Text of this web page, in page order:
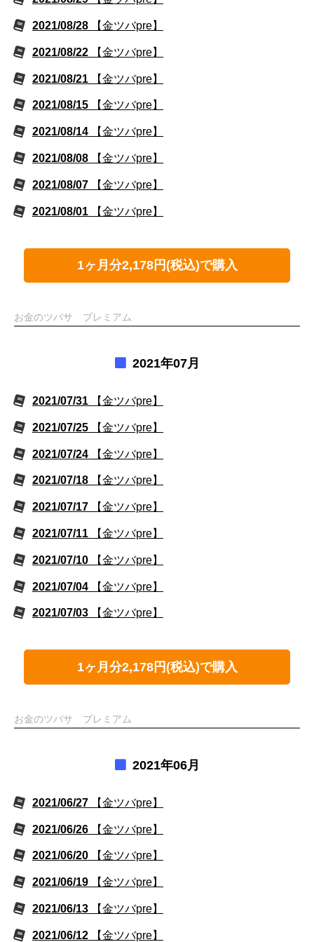
2021/08/28 【金ツバpre】
2021/08/22 【金ツバpre】
2021/08/21 【金ツバpre】
2021/08/15 【金ツバpre】
2021/08/14 【金ツバpre】
2021/08/08 【金ツバpre】
2021/08/07 【金ツバpre】
2021/08/01 【金ツバpre】
1ヶ月分2,178円(税込)で購入
お金のツバサ プレミアム
2021年07月
2021/07/31 【金ツバpre】
2021/07/25 【金ツバpre】
2021/07/24 【金ツバpre】
2021/07/18 【金ツバpre】
2021/07/17 【金ツバpre】
2021/07/11 【金ツバpre】
2021/07/10 【金ツバpre】
2021/07/04 【金ツバpre】
2021/07/03 【金ツバpre】
1ヶ月分2,178円(税込)で購入
お金のツバサ プレミアム
2021年06月
2021/06/27 【金ツバpre】
2021/06/26 【金ツバpre】
2021/06/20 【金ツバpre】
2021/06/19 【金ツバpre】
2021/06/13 【金ツバpre】
2021/06/12 【金ツバpre】